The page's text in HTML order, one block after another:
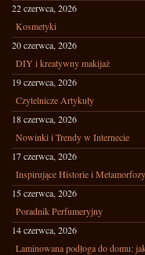
22 czerwca, 2026
Kosmetyki
20 czerwca, 2026
DIY i kreatywny makijaż
19 czerwca, 2026
Czytelnicze Artykuły
18 czerwca, 2026
Nowinki i Trendy w Internecie
17 czerwca, 2026
Inspirujące Historie i Metamorfozy
15 czerwca, 2026
Poradnik Perfumeryjny
14 czerwca, 2026
Laminowana podłoga do domu: